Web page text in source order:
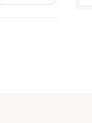
diminuire